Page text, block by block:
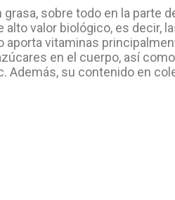
sobre todo en la parte
valor biológico, es
vitaminas
en el cuerpo, así
su contenido en